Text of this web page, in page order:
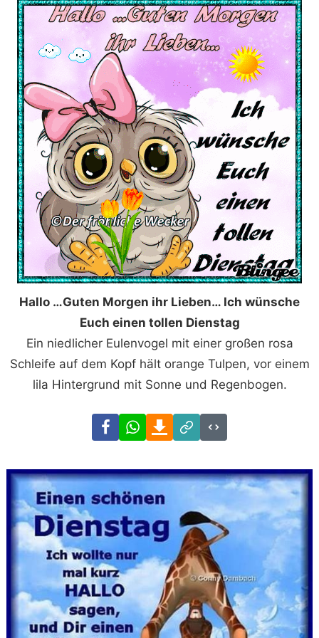
Hallo …Guten Morgen ihr Lieben… Ich wünsche
Euch einen tollen Dienstag
Ein niedlicher Eulenvogel mit einer großen rosa
Schleife auf dem Kopf hält orange Tulpen, vor einem
lila Hintergrund mit Sonne und Regenbogen.
FacebookWhatsAppDownload
Link
Code